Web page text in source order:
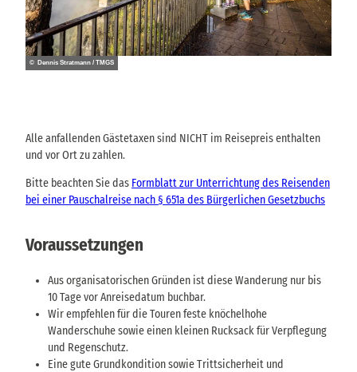
© Dennis Stratmann / TMGS
Alle anfallenden Gästetaxen sind NICHT im Reisepreis enthalten
und vor Ort zu zahlen.
Bitte beachten Sie das Formblatt zur Unterrichtung des Reisenden
bei einer Pauschalreise nach § 651a des Bürgerlichen Gesetzbuchs
Voraussetzungen
Aus organisatorischen Gründen ist diese Wanderung nur bis
10 Tage vor Anreisedatum buchbar.
Wir empfehlen für die Touren feste knöchelhohe
Wanderschuhe sowie einen kleinen Rucksack für Verpflegung
und Regenschutz.
Eine gute Grundkondition sowie Trittsicherheit und